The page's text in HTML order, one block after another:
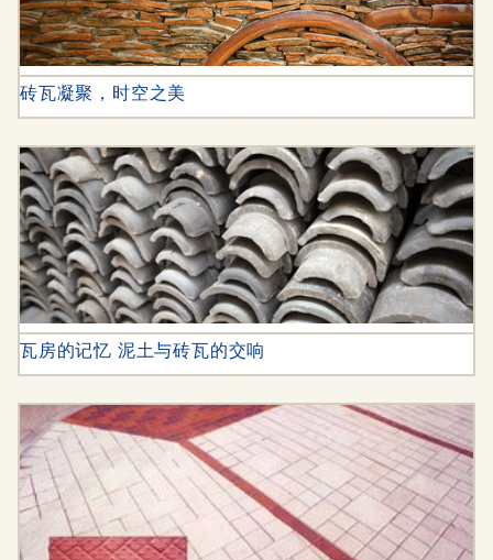
砖瓦凝聚，时空之美
瓦房的记忆 泥土与砖瓦的交响